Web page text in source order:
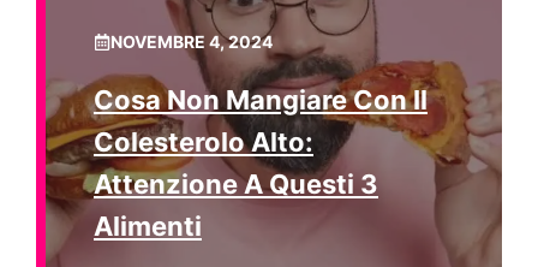
NOVEMBRE 4, 2024
Cosa Non Mangiare Con Il
Colesterolo Alto:
Attenzione A Questi 3
Alimenti